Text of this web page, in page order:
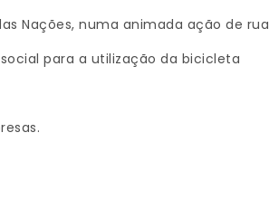
Nações, numa animada ação de rua
para a utilização da bicicleta